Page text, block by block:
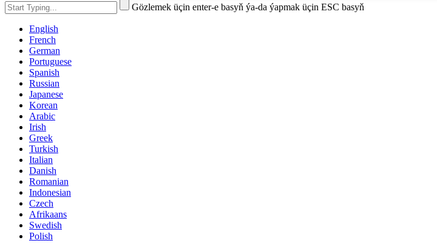
Gözlemek üçin enter-e basyň ýa-da ýapmak üçin ESC basyň
English
French
German
Portuguese
Spanish
Russian
Japanese
Korean
Arabic
Irish
Greek
Turkish
Italian
Danish
Romanian
Indonesian
Czech
Afrikaans
Swedish
Polish